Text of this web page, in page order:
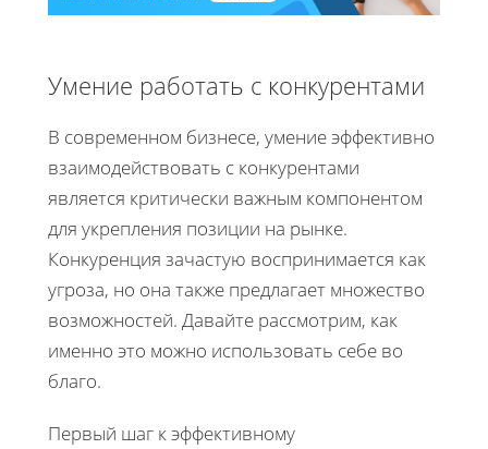
Умение работать с конкурентами
В современном бизнесе, умение эффективно
взаимодействовать с конкурентами
является критически важным компонентом
для укрепления позиции на рынке.
Конкуренция зачастую воспринимается как
угроза, но она также предлагает множество
возможностей. Давайте рассмотрим, как
именно это можно использовать себе во
благо.
Первый шаг к эффективному